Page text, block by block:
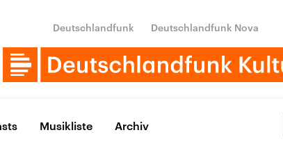
Deutschlandfunk Deutschlandfunk Nova
Musikliste Archiv